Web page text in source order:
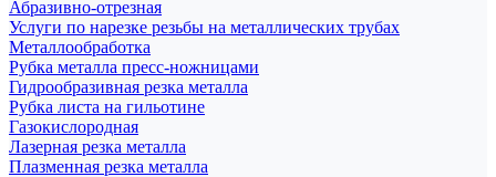
Абразивно-отрезная
Услуги по нарезке резьбы на металлических трубах
Металлообработка
Рубка металла пресс-ножницами
Гидрообразивная резка металла
Рубка листа на гильотине
Газокислородная
Лазерная резка металла
Плазменная резка металла